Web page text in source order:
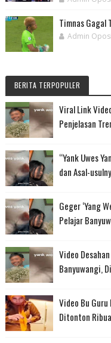
Timnas Gagal
Admin
BERITA TERPOPULER
Viral Link
Penjelasan
“Yank Uwes
dan Asal-
Geger ‘Yang
Pelajar
Video
Banyuwangi,
Video Bu
Ditonton